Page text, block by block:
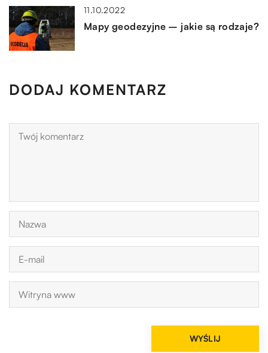
11.10.2022
Mapy geodezyjne – jakie są rodzaje?
DODAJ KOMENTARZ